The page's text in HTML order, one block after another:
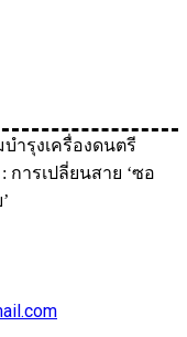
ำรุงเครื่องดนตรี
การเปลี่ยนสาย ‘ซอ